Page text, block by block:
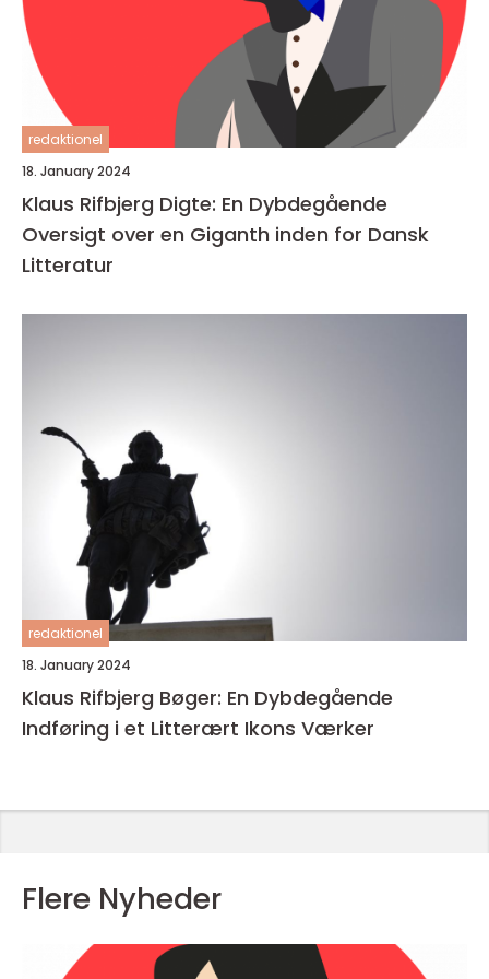
redaktionel
18. January 2024
Klaus Rifbjerg Digte: En Dybdegående
Oversigt over en Giganth inden for Dansk
Litteratur
redaktionel
18. January 2024
Klaus Rifbjerg Bøger: En Dybdegående
Indføring i et Litterært Ikons Værker
Flere Nyheder